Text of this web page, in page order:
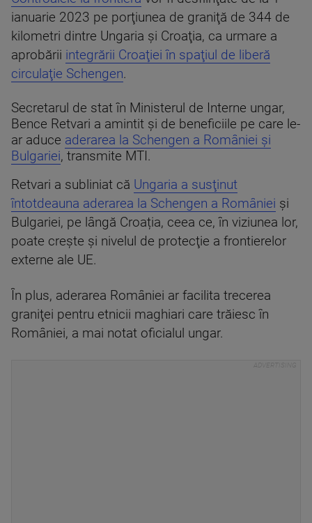
ianuarie 2023 pe porţiunea de graniţă de 344 de
kilometri dintre Ungaria şi Croaţia, ca urmare a
aprobării integrării Croaţiei în spaţiul de liberă
circulaţie Schengen.
Secretarul de stat în Ministerul de Interne ungar,
Bence Retvari a amintit şi de beneficiile pe care le-
ar aduce aderarea la Schengen a României şi
Bulgariei, transmite MTI.
Retvari a subliniat că Ungaria a susţinut
întotdeauna aderarea la Schengen a României şi
Bulgariei, pe lângă Croația, ceea ce, în viziunea lor,
poate creşte şi nivelul de protecţie a frontierelor
externe ale UE.
În plus, aderarea României ar facilita trecerea
graniţei pentru etnicii maghiari care trăiesc în
României, a mai notat oficialul ungar.